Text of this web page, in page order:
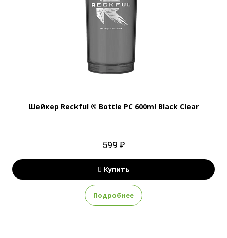
Шейкер Reckful ® Bottle PC 600ml Black Clear
599 ₽
Купить
Подробнее